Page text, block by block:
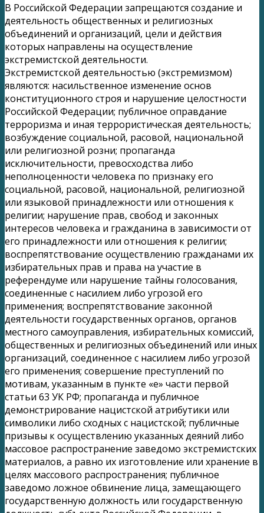
В Российской Федерации запрещаются создание и
деятельность общественных и религиозных
объединений и организаций, цели и действия
которых направлены на осуществление
экстремистской деятельности.
Экстремистской деятельностью (экстремизмом)
являются: насильственное изменение основ
конституционного строя и нарушение целостности
Российской Федерации; публичное оправдание
терроризма и иная террористическая деятельность;
возбуждение социальной, расовой, национальной
или религиозной розни; пропаганда
исключительности, превосходства либо
неполноценности человека по признаку его
социальной, расовой, национальной, религиозной
или языковой принадлежности или отношения к
религии; нарушение прав, свобод и законных
интересов человека и гражданина в зависимости от
его принадлежности или отношения к религии;
воспрепятствование осуществлению гражданами их
избирательных прав и права на участие в
референдуме или нарушение тайны голосования,
соединенные с насилием либо угрозой его
применения; воспрепятствование законной
деятельности государственных органов, органов
местного самоуправления, избирательных комиссий,
общественных и религиозных объединений или иных
организаций, соединенное с насилием либо угрозой
его применения; совершение преступлений по
мотивам, указанным в пункте «е» части первой
статьи 63 УК РФ; пропаганда и публичное
демонстрирование нацистской атрибутики или
символики либо сходных с нацистской; публичные
призывы к осуществлению указанных деяний либо
массовое распространение заведомо экстремистских
материалов, а равно их изготовление или хранение в
целях массового распространения; публичное
заведомо ложное обвинение лица, замещающего
государственную должность или государственную